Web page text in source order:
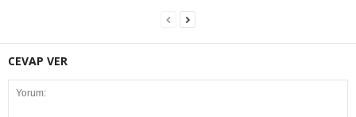
CEVAP VER